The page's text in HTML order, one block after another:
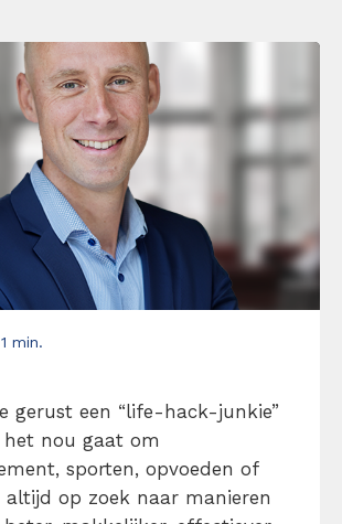
[…]
1 min.
gerust een “life-hack-junkie”
het nou gaat om
sporten, opvoeden of
altijd op zoek naar manieren